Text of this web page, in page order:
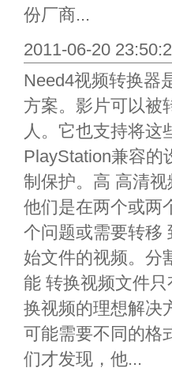
份厂商...
2011-06-20
Need4视频转换器
方案。影片可以被
人。它也支持将这
PlayStation兼容的
制保护。高 高清
他们是在两个或两
个问题或需要转移
始文件的视频。分
能 转换视频文件
换视频的理想解决
可能需要不同的格
们才发现，他...